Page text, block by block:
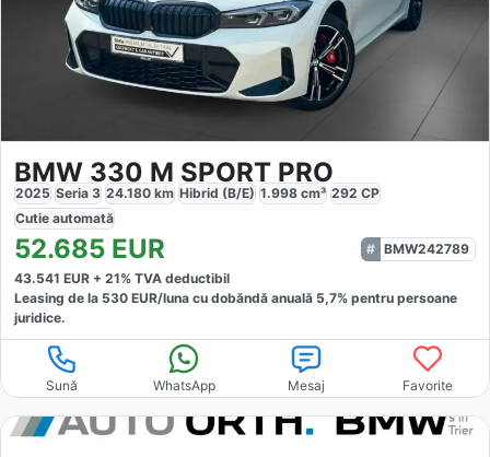
BMW 330 M SPORT PRO
2025 Seria 3 24.180 km Hibrid (B/E) 1.998 cm³ 292 CP
Cutie automată
52.685 EUR
BMW242789
43.541 EUR + 21% TVA deductibil
Leasing de la 530 EUR/luna cu dobăndă anuală 5,7% pentru persoane
juridice.
Sună WhatsApp Mesaj Favorite